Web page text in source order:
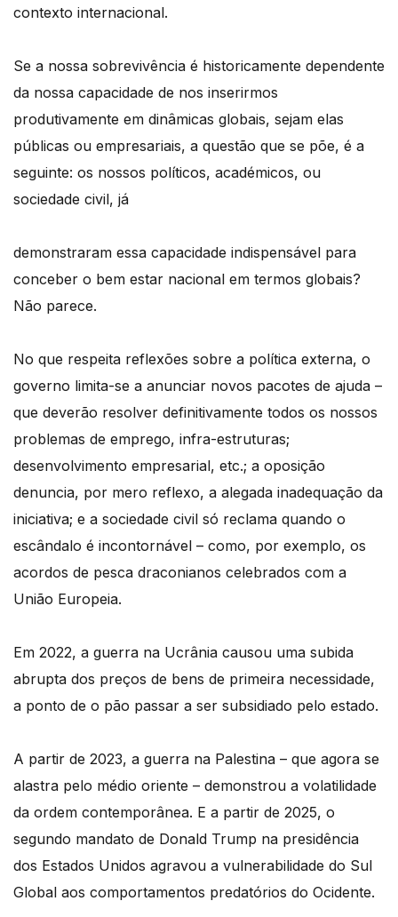
contexto internacional.
Se a nossa sobrevivência é historicamente dependente
da nossa capacidade de nos inserirmos
produtivamente em dinâmicas globais, sejam elas
públicas ou empresariais, a questão que se põe, é a
seguinte: os nossos políticos, académicos, ou
sociedade civil, já
demonstraram essa capacidade indispensável para
conceber o bem estar nacional em termos globais?
Não parece.
No que respeita reflexões sobre a política externa, o
governo limita-se a anunciar novos pacotes de ajuda –
que deverão resolver definitivamente todos os nossos
problemas de emprego, infra-estruturas;
desenvolvimento empresarial, etc.; a oposição
denuncia, por mero reflexo, a alegada inadequação da
iniciativa; e a sociedade civil só reclama quando o
escândalo é incontornável – como, por exemplo, os
acordos de pesca draconianos celebrados com a
União Europeia.
Em 2022, a guerra na Ucrânia causou uma subida
abrupta dos preços de bens de primeira necessidade,
a ponto de o pão passar a ser subsidiado pelo estado.
A partir de 2023, a guerra na Palestina – que agora se
alastra pelo médio oriente – demonstrou a volatilidade
da ordem contemporânea. E a partir de 2025, o
segundo mandato de Donald Trump na presidência
dos Estados Unidos agravou a vulnerabilidade do Sul
Global aos comportamentos predatórios do Ocidente.